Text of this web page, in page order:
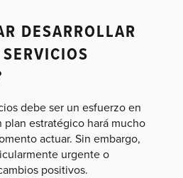
DESARROLLAR
debe ser un esfuerzo en
estratégico hará mucho
actuar. Sin embargo,
urgente o
positivos.